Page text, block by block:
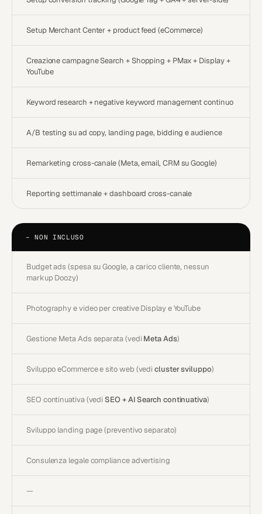
− NON INCLUSO
Budget ads (spesa su Google, a carico cliente, nessun
markup Doozy)
Photography e video per creative Display e YouTube
Gestione Meta Ads separata (vedi Meta Ads)
Sviluppo eCommerce e sito web (vedicluster sviluppo)
Setup Merchant Center + product feed (eCommerce)
SEO continuativa (vediSEO + AI Search continuativa)
Creazione campagne Search + Shopping + PMax + Display +
YouTube
Sviluppo landing page (preventivo separato)
Keyword research + negative keyword management continuo
Consulenza legale compliance advertising
A/B testing su ad copy, landing page, bidding e audience
—
Remarketing cross-canale (Meta, email, CRM su Google)
Reporting settimanale + dashboard cross-canale